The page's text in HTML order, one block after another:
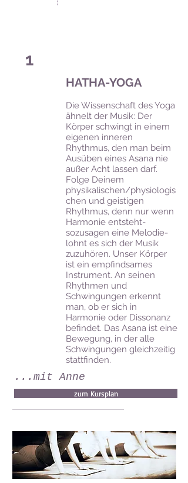
1
HATHA-YOGA
Die Wissenschaft des Yoga
ähnelt der Musik: Der
Körper schwingt in einem
eigenen inneren
Rhythmus, den man beim
Ausüben eines Asana nie
außer Acht lassen darf.
Folge Deinem
physikalischen/physiologis
chen und geistigen
Rhythmus, denn nur wenn
Harmonie entsteht-
sozusagen eine Melodie-
lohnt es sich der Musik
zuzuhören. Unser Körper
ist ein empfindsames
Instrument. An seinen
Rhythmen und
Schwingungen erkennt
man, ob er sich in
Harmonie oder Dissonanz
befindet. Das Asana ist eine
Bewegung, in der alle
Schwingungen gleichzeitig
stattfinden.
...mit Anne
zum Kursplan